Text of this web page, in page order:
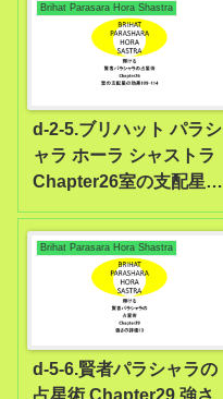
Brihat Parasara Hora Shastra
d-2-5.ブリハット パラシ
ャラ ホーラ シャストラ
Chapter26室の支配星の
効果109-114
Brihat Parasara Hora Shastra
d-5-6.賢者パラシャラの